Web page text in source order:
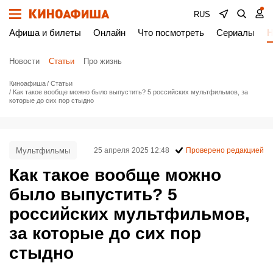
RUS
Афиша и билеты Онлайн Что посмотреть Сериалы
Новости Статьи Про жизнь
Киноафиша
Статьи
Как такое вообще можно было выпустить? 5 российских мультфильмов, за
которые до сих пор стыдно
Как такое вообще можно
было выпустить? 5
российских мультфильмов,
за которые до сих пор
стыдно
Мультфильмы 25 апреля 2025 12:48 Проверено редакцией